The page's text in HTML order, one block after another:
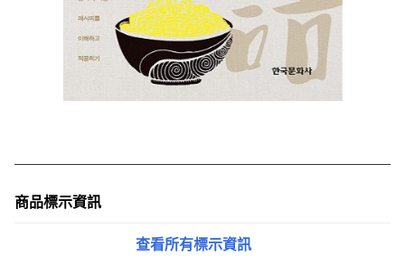
商品標示資訊
查看所有標示資訊